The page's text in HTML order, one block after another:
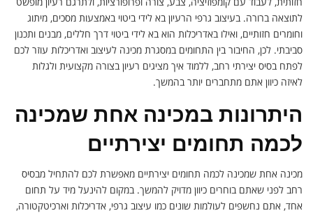
לתוצאה ברורה. בעיצוב גרפי הרעיון בא לידי ביטוי באמצעות מסכים, מיתוג
וחומרים חזותיים, ואילו באדריכלות הוא בא לידי ביטוי דרך חללים, מבנים ותכנון
סביבתי. לכן, החיבור בין התחומים במסגרת מכינה לעיצוב ואדריכלות עוזר לכם
לפתח בסיס יצירתי רחב, ללמוד איך מציגים רעיון בצורה מקצועית ולגלות
לאיזה כיוון אתם מתחברים יותר בהמשך.
היתרונות במכינה אחת שמכינה
לכמה תחומים יצירתיים
מכינה אחת שמכינה לכמה תחומים יצירתיים מאפשרת לכם להתחיל מבסיס
רחב לפני שאתם בוחרים כיוון מדויק להמשך. במקום להינעל מיד על תחום
אחד, אתם נחשפים לעולמות שונים כמו עיצוב גרפי, אדריכלות וארכיטקטורה,